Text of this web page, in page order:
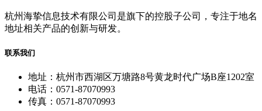
杭州海挚信息技术有限公司是旗下的控股子公司，专注于地名
地址相关产品的创新与研发。
联系我们
地址：杭州市西湖区万塘路8号黄龙时代广场B座1202室
电话：0571-87070993
传真：0571-87070993